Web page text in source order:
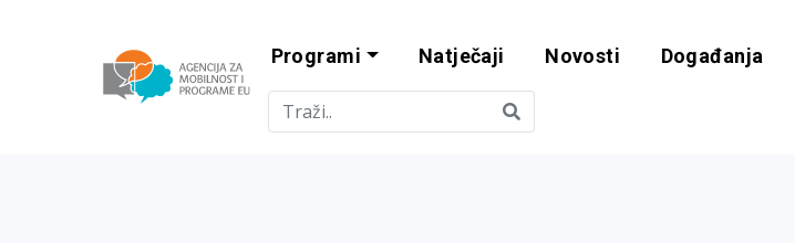
Agencija za mobilnost i
Programi Natječaji Novosti Događanja